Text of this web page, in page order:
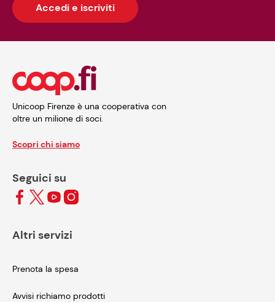
Accedi e iscriviti
Unicoop Firenze è una cooperativa con
oltre un milione di soci.
Scopri chi siamo
Seguici su
Altri servizi
Prenota la spesa
Avvisi richiamo prodotti